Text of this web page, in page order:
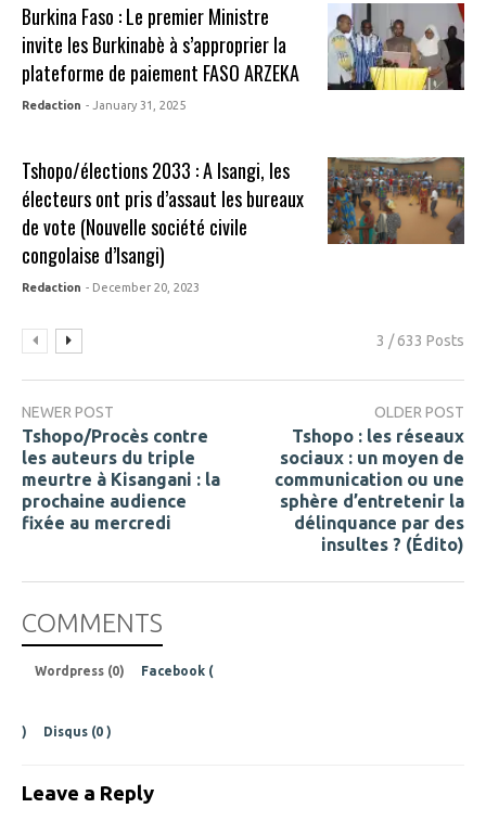
Burkina Faso : Le premier Ministre
invite les Burkinabè à s’approprier la
plateforme de paiement FASO ARZEKA
Redaction - January 31, 2025
Tshopo/élections 2033 : A Isangi, les
électeurs ont pris d’assaut les bureaux
de vote (Nouvelle société civile
congolaise d’Isangi)
Redaction - December 20, 2023
3 / 633 Posts
NEWER POST
Tshopo/Procès contre
les auteurs du triple
meurtre à Kisangani : la
prochaine audience
fixée au mercredi
OLDER POST
Tshopo : les réseaux
sociaux : un moyen de
communication ou une
sphère d’entretenir la
délinquance par des
insultes ? (Édito)
COMMENTS
Wordpress (0) Facebook (
) Disqus (0 )
Leave a Reply